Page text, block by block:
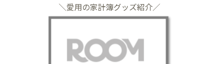
＼愛用の家計簿グッズ紹介／